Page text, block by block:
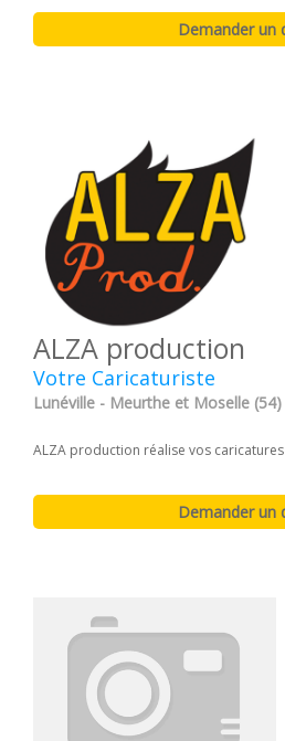
ALZA production
Votre Caricaturiste
Lunéville - Meurthe et Moselle (54)
ALZA production réalise vos caricatures